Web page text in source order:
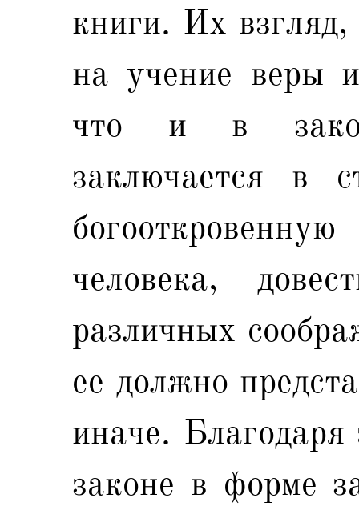
книги. Их взгляд,
на учение веры
что и в
заключается в
человека,
различных
ее должно
иначе.
законе в форме